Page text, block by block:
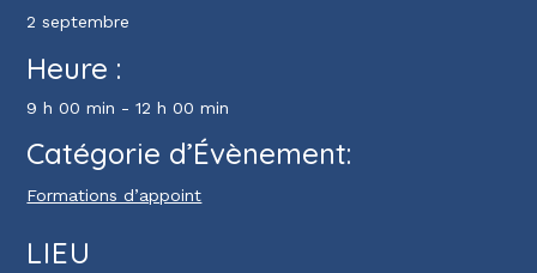
2 septembre
Heure :
9 h 00 min - 12 h 00 min
Catégorie d’Évènement:
Formations d’appoint
LIEU